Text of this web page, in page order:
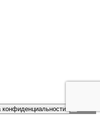
конфиденциальности